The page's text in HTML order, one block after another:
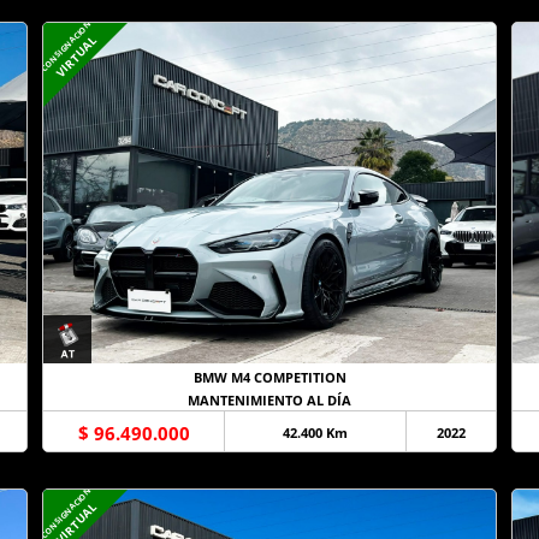
CONSIGNACION
VIRTUAL
BMW M4 COMPETITION
MANTENIMIENTO AL DÍA
$ 96.490.000 42.400 Km 2022
CONSIGNACION
VIRTUAL